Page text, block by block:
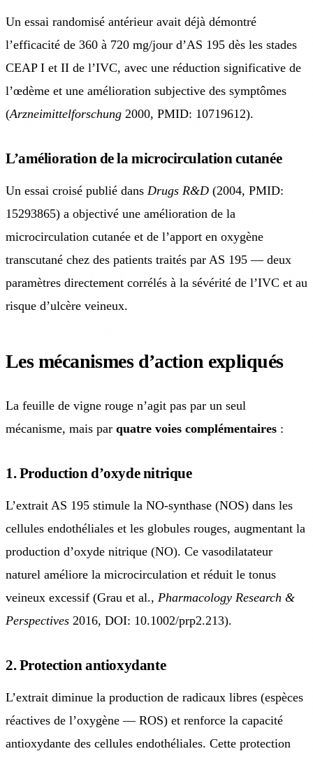
Un essai randomisé antérieur avait déjà démontré
l’efficacité de 360 à 720 mg/jour d’AS 195 dès les stades
CEAP I et II de l’IVC, avec une réduction significative de
l’œdème et une amélioration subjective des symptômes
(Arzneimittelforschung 2000, PMID: 10719612).
L’amélioration de la microcirculation cutanée
Un essai croisé publié dans Drugs R&D (2004, PMID:
15293865) a objectivé une amélioration de la
microcirculation cutanée et de l’apport en oxygène
transcutané chez des patients traités par AS 195 — deux
paramètres directement corrélés à la sévérité de l’IVC et au
risque d’ulcère veineux.
Les mécanismes d’action expliqués
La feuille de vigne rouge n’agit pas par un seul
mécanisme, mais par quatre voies complémentaires :
1. Production d’oxyde nitrique
L’extrait AS 195 stimule la NO-synthase (NOS) dans les
cellules endothéliales et les globules rouges, augmentant la
production d’oxyde nitrique (NO). Ce vasodilatateur
naturel améliore la microcirculation et réduit le tonus
veineux excessif (Grau et al., Pharmacology Research &
Perspectives 2016, DOI: 10.1002/prp2.213).
2. Protection antioxydante
L’extrait diminue la production de radicaux libres (espèces
réactives de l’oxygène — ROS) et renforce la capacité
antioxydante des cellules endothéliales. Cette protection